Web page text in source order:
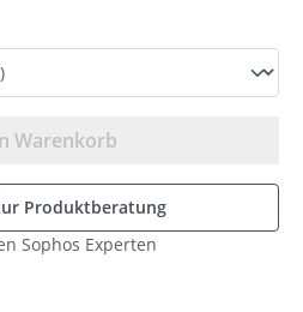
Warenkorb
Produktberatung
Sophos Experten